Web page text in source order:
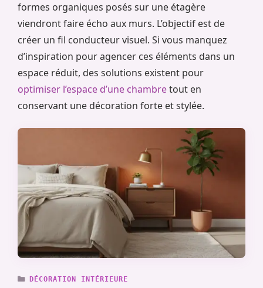
formes organiques posés sur une étagère
viendront faire écho aux murs. L’objectif est de
créer un fil conducteur visuel. Si vous manquez
d’inspiration pour agencer ces éléments dans un
espace réduit, des solutions existent pour
optimiser l’espace d’une chambretout en
conservant une décoration forte et stylée.
CATÉGORIES
DÉCORATION INTÉRIEURE